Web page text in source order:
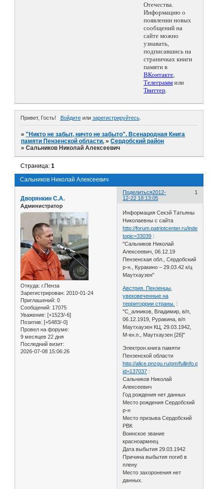
Отечества.
Информацию о
появлении новых
сообщений на
сайте можно
узнавать,
подписавшись на
страничках книги
памяти в
ВКонтакте,
Телеграмм или
Твиттер.
Привет, Гость! Войдитеили зарегистрируйтесь.
»"Никто не забыт, ничто не забыто". Всенародная Книга
памяти Пензенской области. »Сердобский район
»Сальников Николай Алексеевич
Сальников Николай Алексеевич
Страница:1
Поделиться 1
2012-
12-22 18:13:05
Дворянкин С.А.
Администратор
Откуда: г.Пенза
Зарегистрирован: 2010-01-24
Приглашений: 0
Сообщений: 17075
Уважение: [+1523/-6]
Позитив: [+5483/-0]
Провел на форуме:
9 месяцев 22 дня
Последний визит:
2026-07-08 15:06:26
Информация Секэй Татьяны
Николаевны с сайта
http://forum.patriotcenter.ru/index.php?
topic=33039 :
"Сальников Николай
Алексеевич, 06.12.19
Пензенская обл., Сердобский
р-н., Куракино – 29.03.42 к/ц
Маутхаузен"
Австрия. Пензенцы,
увековеченные на
территоррии страны. :
"С_алников, Владимир, в/п,
06.12.1919, Руракина, в/п
Маутхаузен КЦ, 29.03.1942,
М-кн.п., Маутхаузен [26]"
Электрон.книга памяти
Пензенской области
http://alice.pnzgu.ru/pm/fullinfo.php?
id=137037 :
Сальников Николай
Алексеевич
Год рождения нет данных
Место рождения Сердобский
р-н
Место призыва Сердобский
РВК
Воинское звание
красноармеец
Дата выбытия 29.03.1942
Причина выбытия погиб в
плену
Место захоронения нет
данных.